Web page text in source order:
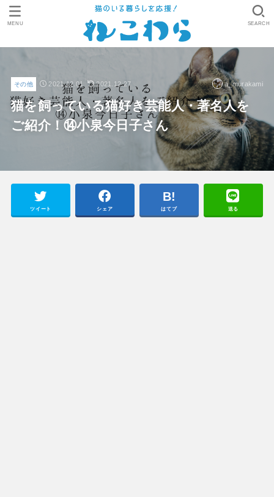
SEARCH
MENU
その他 2021.12.01 2021.12.27 a_murakami
猫を飼っている猫好き芸能人・著名人を
ご紹介！⑭小泉今日子さん
ツイート シェア はてブ 送る